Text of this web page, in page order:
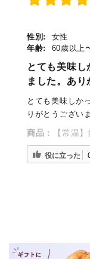
性別:
女性
年齢:
60歳以上
とても美味
ました。あり
とても美味しか
りがとうござい
商品： 【常温
役に立った